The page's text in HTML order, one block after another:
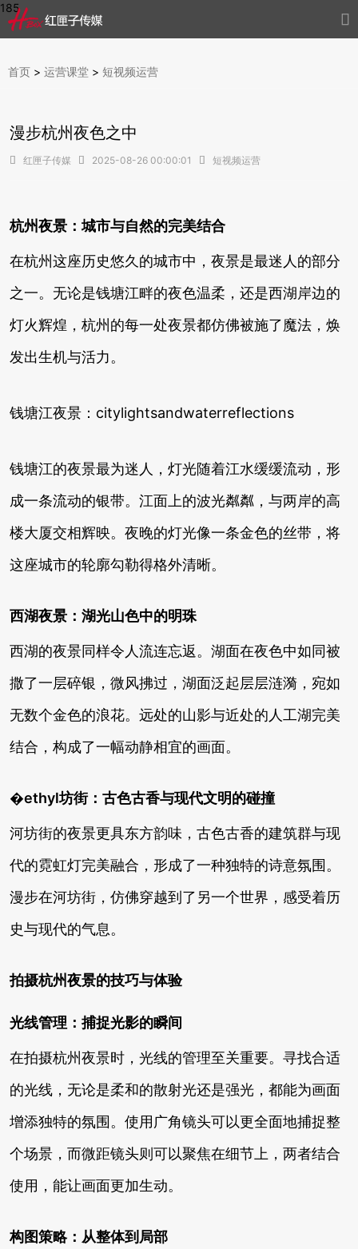
185

首页 > 运营课堂 > 短视频运营
漫步杭州夜色之中
 红匣子传媒  2025-08-26 00:00:01  短视频运营
杭州夜景：城市与自然的完美结合
在杭州这座历史悠久的城市中，夜景是最迷人的部分
之一。无论是钱塘江畔的夜色温柔，还是西湖岸边的
灯火辉煌，杭州的每一处夜景都仿佛被施了魔法，焕
发出生机与活力。
钱塘江夜景：citylightsandwaterreflections
钱塘江的夜景最为迷人，灯光随着江水缓缓流动，形
成一条流动的银带。江面上的波光粼粼，与两岸的高
楼大厦交相辉映。夜晚的灯光像一条金色的丝带，将
这座城市的轮廓勾勒得格外清晰。
西湖夜景：湖光山色中的明珠
西湖的夜景同样令人流连忘返。湖面在夜色中如同被
撒了一层碎银，微风拂过，湖面泛起层层涟漪，宛如
无数个金色的浪花。远处的山影与近处的人工湖完美
结合，构成了一幅动静相宜的画面。
�ethyl坊街：古色古香与现代文明的碰撞
河坊街的夜景更具东方韵味，古色古香的建筑群与现
代的霓虹灯完美融合，形成了一种独特的诗意氛围。
漫步在河坊街，仿佛穿越到了另一个世界，感受着历
史与现代的气息。
拍摄杭州夜景的技巧与体验
光线管理：捕捉光影的瞬间
在拍摄杭州夜景时，光线的管理至关重要。寻找合适
的光线，无论是柔和的散射光还是强光，都能为画面
增添独特的氛围。使用广角镜头可以更全面地捕捉整
个场景，而微距镜头则可以聚焦在细节上，两者结合
使用，能让画面更加生动。
构图策略：从整体到局部